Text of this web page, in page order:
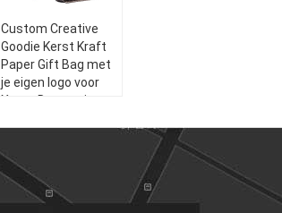
Custom Creative
Goodie Kerst Kraft
Paper Gift Bag met
je eigen logo voor
Xmas Decorative